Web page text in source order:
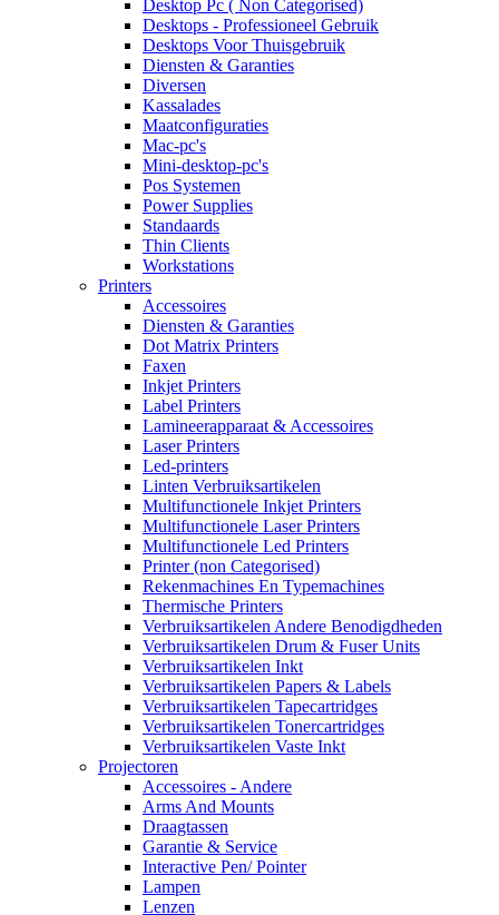
Desktop Pc ( Non Categorised)
Desktops - Professioneel Gebruik
Desktops Voor Thuisgebruik
Diensten & Garanties
Diversen
Kassalades
Maatconfiguraties
Mac-pc's
Mini-desktop-pc's
Pos Systemen
Power Supplies
Standaards
Thin Clients
Workstations
Printers
Accessoires
Diensten & Garanties
Dot Matrix Printers
Faxen
Inkjet Printers
Label Printers
Lamineerapparaat & Accessoires
Laser Printers
Led-printers
Linten Verbruiksartikelen
Multifunctionele Inkjet Printers
Multifunctionele Laser Printers
Multifunctionele Led Printers
Printer (non Categorised)
Rekenmachines En Typemachines
Thermische Printers
Verbruiksartikelen Andere Benodigdheden
Verbruiksartikelen Drum & Fuser Units
Verbruiksartikelen Inkt
Verbruiksartikelen Papers & Labels
Verbruiksartikelen Tapecartridges
Verbruiksartikelen Tonercartridges
Verbruiksartikelen Vaste Inkt
Projectoren
Accessoires - Andere
Arms And Mounts
Draagtassen
Garantie & Service
Interactive Pen/ Pointer
Lampen
Lenzen